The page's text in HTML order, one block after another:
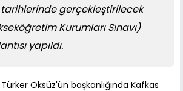
tarihlerinde gerçekleştirilecek
Kurumları Sınavı)
yapıldı.
Öksüz'ün başkanlığında Kafkas